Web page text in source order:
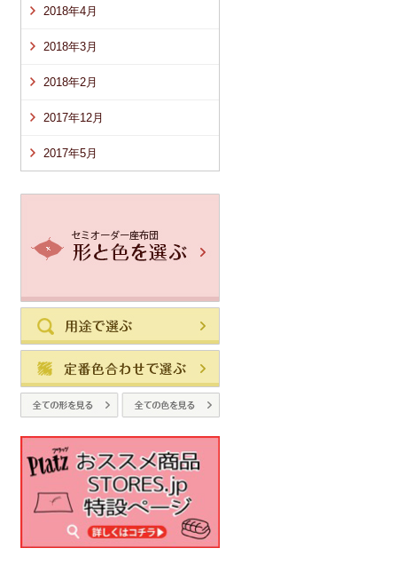
2018年4月
2018年3月
2018年2月
2017年12月
2017年5月